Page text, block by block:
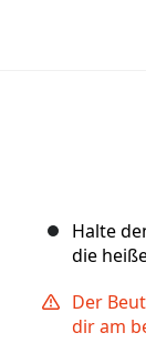
Halte
die
Der
dir am